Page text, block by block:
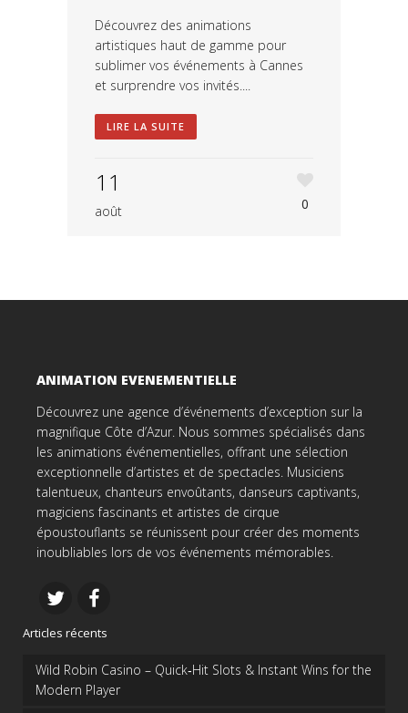
Découvrez des animations
artistiques haut de gamme pour
sublimer vos événements à Cannes
et surprendre vos invités....
LIRE LA SUITE
11
août 0
ANIMATION EVENEMENTIELLE
Découvrez une agence d’événements d’exception sur la
magnifique Côte d’Azur. Nous sommes spécialisés dans
les animations événementielles, offrant une sélection
exceptionnelle d’artistes et de spectacles. Musiciens
talentueux, chanteurs envoûtants, danseurs captivants,
magiciens fascinants et artistes de cirque
époustouflants se réunissent pour créer des moments
inoubliables lors de vos événements mémorables.
Articles récents
Wild Robin Casino – Quick‑Hit Slots & Instant Wins for the
Modern Player